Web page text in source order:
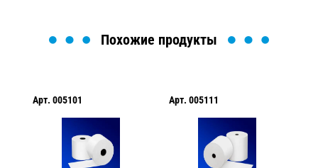
Похожие продукты
Арт. 005101 Арт. 005111